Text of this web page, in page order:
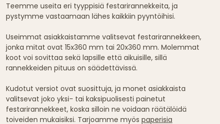
Teemme useita eri tyyppisiä festarirannekkeita, ja
pystymme vastaamaan lähes kaikkiin pyyntöihisi.
Useimmat asiakkaistamme valitsevat festarirannekkeen,
jonka mitat ovat 15x360 mm tai 20x360 mm. Molemmat
koot voi sovittaa sekä lapsille että aikuisille, sillä
rannekkeiden pituus on säädettävissä.
Kudotut versiot ovat suosittuja, ja monet asiakkaista
valitsevat joko yksi- tai kaksipuolisesti painetut
festarirannekkeet, koska silloin ne voidaan räätälöidä
toiveiden mukaisiksi. Tarjoamme myös paperisia